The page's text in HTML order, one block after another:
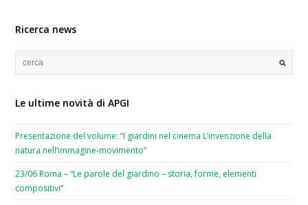
Ricerca news
Le ultime novità di APGI
Presentazione del volume: “I giardini nel cinema L’invenzione della
natura nell’immagine-movimento”
23/06 Roma – “Le parole del giardino – storia, forme, elementi
compositivi”